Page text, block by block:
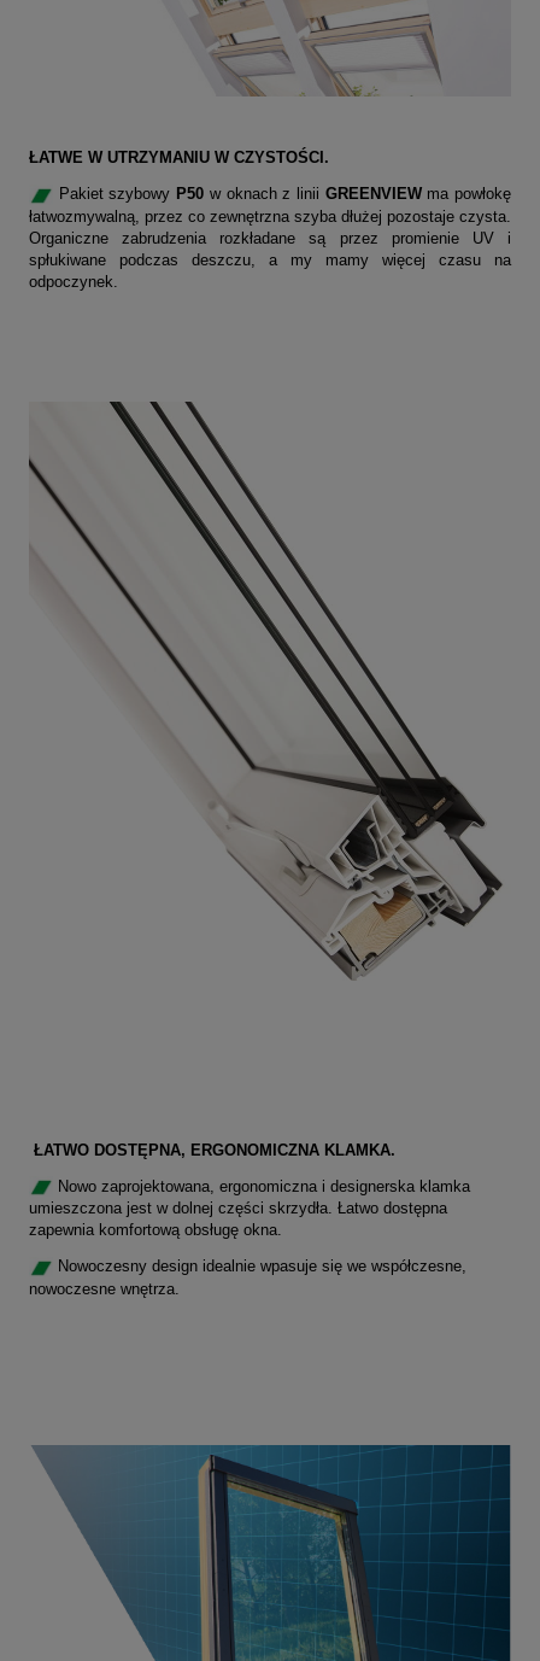
ŁATWE W UTRZYMANIU W CZYSTOŚCI.
Pakiet szybowy P50 w oknach z linii GREENVIEWma powłokę
łatwozmywalną, przez co zewnętrzna szyba dłużej pozostaje czysta.
Organiczne zabrudzenia rozkładane są przez promienie UV i
spłukiwane podczas deszczu, a my mamy więcej czasu na
odpoczynek.
ŁATWO DOSTĘPNA, ERGONOMICZNA KLAMKA.
Nowo zaprojektowana, ergonomiczna i designerska klamka
umieszczona jest w dolnej części skrzydła. Łatwo dostępna
zapewnia komfortową obsługę okna.
Nowoczesny design idealnie wpasuje się we współczesne,
nowoczesne wnętrza.